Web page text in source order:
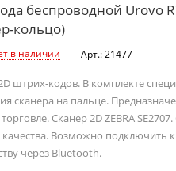
беспроводной Urovo
кольцо)
в наличии Арт.: 21477
штрих-кодов. В комплекте
сканера на пальце.
Сканер 2D ZEBRA
Возможно подключить к
через Bluetooth.